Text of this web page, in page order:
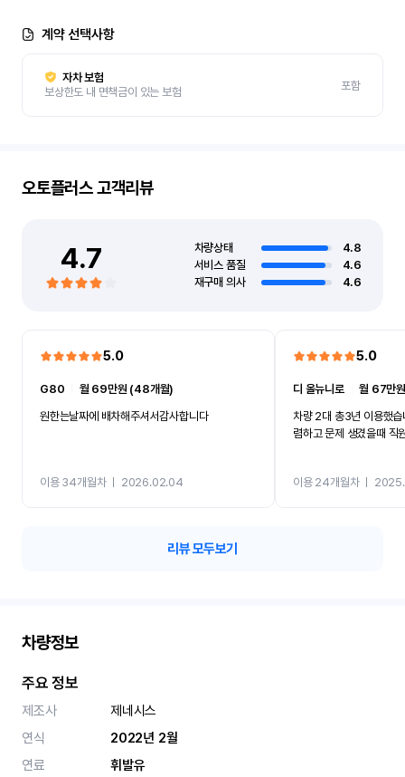
계약 선택사항
자차 보험
보상한도 내 면책금이 있는 보험
포함
오토플러스고객리뷰
4.7 차량상태
4.8
서비스 품질
4.6
재구매 의사
4.6
5.0
G80
월 69만원 (48개월)
원한는날짜에 배차해주셔서감사합니다
이용 34개월차ㅣ 2026.02.04
5.0
디 올뉴니로ㅣ월 67만
차량 2대 총3년 이용했
렴하고 문제 생겼을때 직
이용 24개월차ㅣ
리뷰 모두보기
차량정보
주요 정보
제조사
제네시스
연식
2022년 2월
연료
휘발유